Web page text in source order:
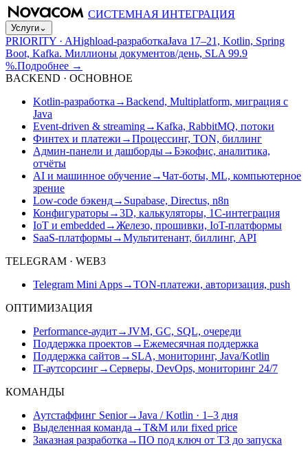
СИСТЕМНАЯ ИНТЕГРАЦИЯ
Услуги⌄
PRIORITY · AHighload-разработкаJava 17–21, Kotlin, Spring
Boot, Kafka. Миллионы документов/день, SLA 99.9
%.Подробнее →
BACKEND · ОСНОВНОЕ
Kotlin-разработка →Backend, Multiplatform, миграция с
Java
Event-driven & streaming→Kafka, RabbitMQ, потоки
Финтех и платежи →Процессинг, TON, биллинг
Админ-панели и дашборды→Бэкофис, аналитика,
отчёты
AI и машинное обучение→Чат-боты, ML, компьютерное
зрение
Low-code бэкенд→ Supabase, Directus, n8n
Конфигураторы→3D, калькуляторы, 1С-интеграция
IoT и embedded →Железо, прошивки, IoT-платформы
SaaS-платформы→Мультитенант, биллинг, API
TELEGRAM · WEB3
Telegram Mini Apps→TON-платежи, авторизация, push
ОПТИМИЗАЦИЯ
Performance-аудит→JVM, GC, SQL, очереди
Поддержка проектов →Ежемесячная поддержка
Поддержка сайтов → SLA, мониторинг, Java/Kotlin
IT-аутсорсинг→Серверы, DevOps, мониторинг 24/7
КОМАНДЫ
Аутстаффинг Senior→Java / Kotlin · 1–3 дня
Выделенная команда →T&M или fixed price
Заказная разработка →ПО под ключ от ТЗ до запуска